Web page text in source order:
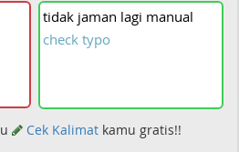
tidak jaman lagi manual
check typo
Cek Kalimat kamu gratis!!